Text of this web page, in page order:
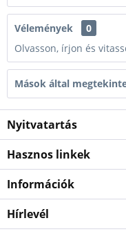
Vélemények
0
Olvasson, írjon és
Mások által
Nyitvatartás
Hasznos linkek
Információk
Hírlevél